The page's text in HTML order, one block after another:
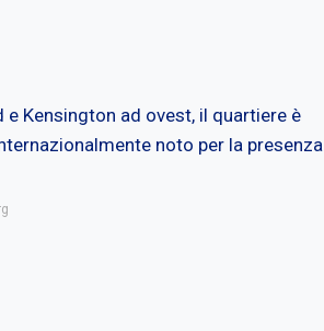
e Kensington ad ovest, il quartiere è
noto per la presenza